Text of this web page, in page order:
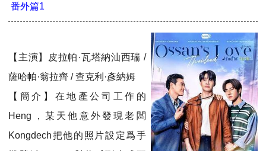
番外篇1
【主演】皮拉帕·瓦塔納汕西瑞 /
薩哈帕·翁拉齊 / 查克利·彥納姆
【簡介】在地產公司工作的
Heng，某天他意外發現老闆
Kongdech把他的照片設定爲手